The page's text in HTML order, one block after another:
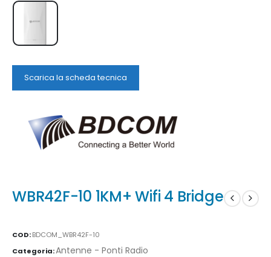
Scarica la scheda tecnica
WBR42F-10 1KM+ Wifi 4 Bridge
COD:BDCOM_WBR42F-10
Categoria:Antenne - Ponti Radio